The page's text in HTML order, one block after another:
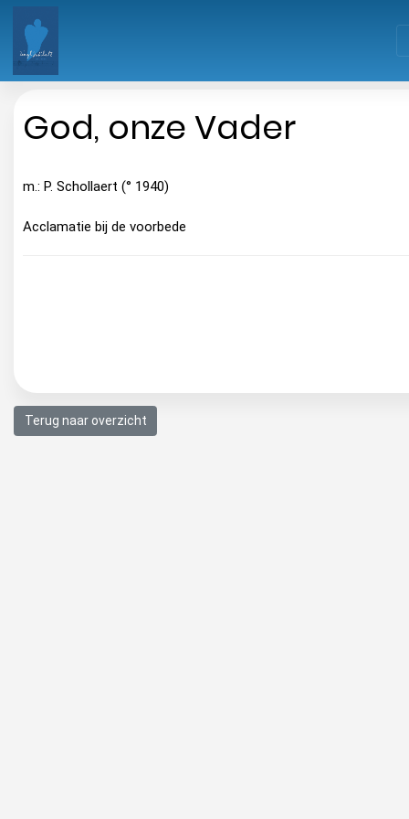
God, onze Vader
m.: P. Schollaert (° 1940)
Acclamatie bij de voorbede
Terug naar overzicht